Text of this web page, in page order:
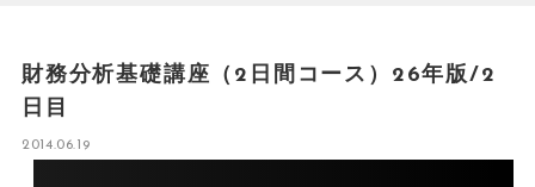
財務分析基礎講座（2日間コース）26年版/2
日目
2014.06.19